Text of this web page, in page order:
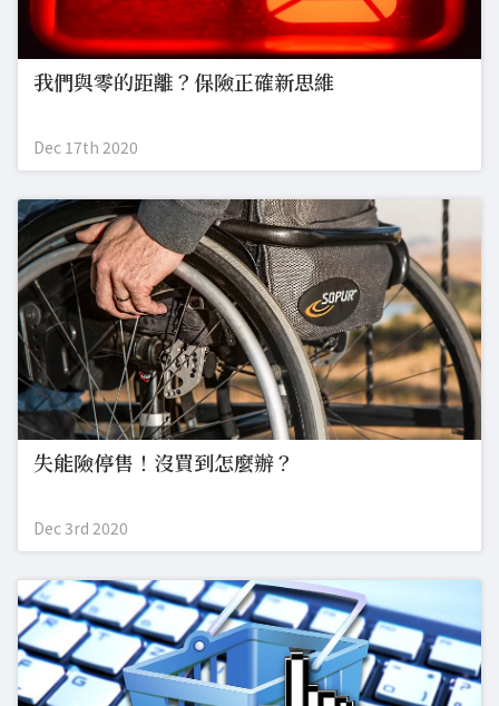
我們與零的距離？保險正確新思維
Dec 17th 2020
失能險停售！沒買到怎麼辦？
Dec 3rd 2020